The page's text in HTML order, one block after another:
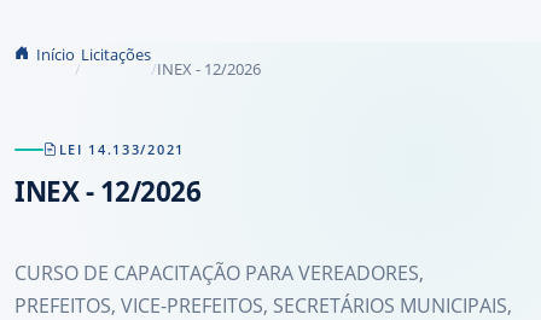
Início Licitações
INEX - 12/2026
LEI 14.133/2021
INEX - 12/2026
CURSO DE CAPACITAÇÃO PARA VEREADORES,
PREFEITOS, VICE-PREFEITOS, SECRETÁRIOS MUNICIPAIS,